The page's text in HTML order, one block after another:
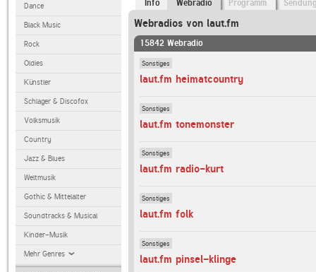
Dance
Black Music
Rock
Oldies
Künstler
Schlager & Discofox
Volksmusik
Country
Jazz & Blues
Weltmusik
Gothic & Mittelalter
Soundtracks & Musical
Kinder-Musik
Mehr Genres
Info Webradio Programm
Webradios von laut.fm
15842 Webradio
Sonstiges
laut.fm heimatcountry
Sonstiges
laut.fm tonemonster
Sonstiges
laut.fm radio-kurt
Sonstiges
laut.fm folk
Sonstiges
laut.fm pinsel-klinge